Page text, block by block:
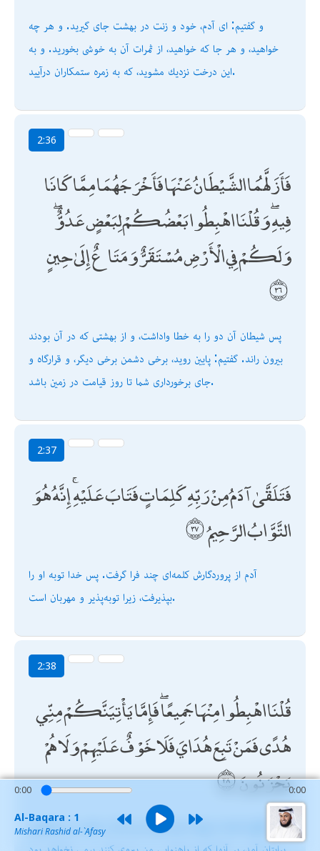
و گفتيم: اى آدم، خود و زنت در بهشت جاى گيريد. و هر چه
خواهيد، و هر جا كه خواهيد، از ثمرات آن به خوشى بخوريد. و به
اين درخت نزديك مشويد، كه به زمره ستمكاران درآييد.
2:36
فَأَزَلَّهُمَا الشَّيْطَانُ عَنْهَا فَأَخْرَجَهُمَا مِمَّا كَانَا
فِيهِ ۖ وَقُلْنَا اهْبِطُوا بَعْضُكُمْ لِبَعْضٍ عَدُوٌّ ۖ
وَلَكُمْ فِي الْأَرْضِ مُسْتَقَرٌّ وَمَتَاعٌ إِلَىٰ حِينٍ
پس شيطان آن دو را به خطا واداشت، و از بهشتى كه در آن بودند
بيرون راند. گفتيم: پايين رويد، برخى دشمن برخى ديگر، و قرارگاه و
جاى برخوردارى شما تا روز قيامت در زمين باشد.
2:37
فَتَلَقَّىٰ آدَمُ مِنْ رَبِّهِ كَلِمَاتٍ فَتَابَ عَلَيْهِ ۚ إِنَّهُ هُوَ
التَّوَّابُ الرَّحِيمُ
آدم از پروردگارش كلمه‌اى چند فرا گرفت. پس خدا توبه او را
بپذيرفت، زيرا توبه‌پذير و مهربان است.
2:38
قُلْنَا اهْبِطُوا مِنْهَا جَمِيعًا ۖ فَإِمَّا يَأْتِيَنَّكُمْ مِنِّي
هُدًى فَمَنْ تَبِعَ هُدَايَ فَلَا خَوْفٌ عَلَيْهِمْ وَلَا هُمْ
يَحْزَنُونَ
گفتيم: همه از بهشت فرو شويد؛ پس اگر از جانب من راهنمايى
برايتان آمد، بر آنها كه از راهنمايى من پيروى كنند بيمى نخواهد بود
0:00 0:00
Al-Baqara : 1
Mishari Rashid al-`Afasy